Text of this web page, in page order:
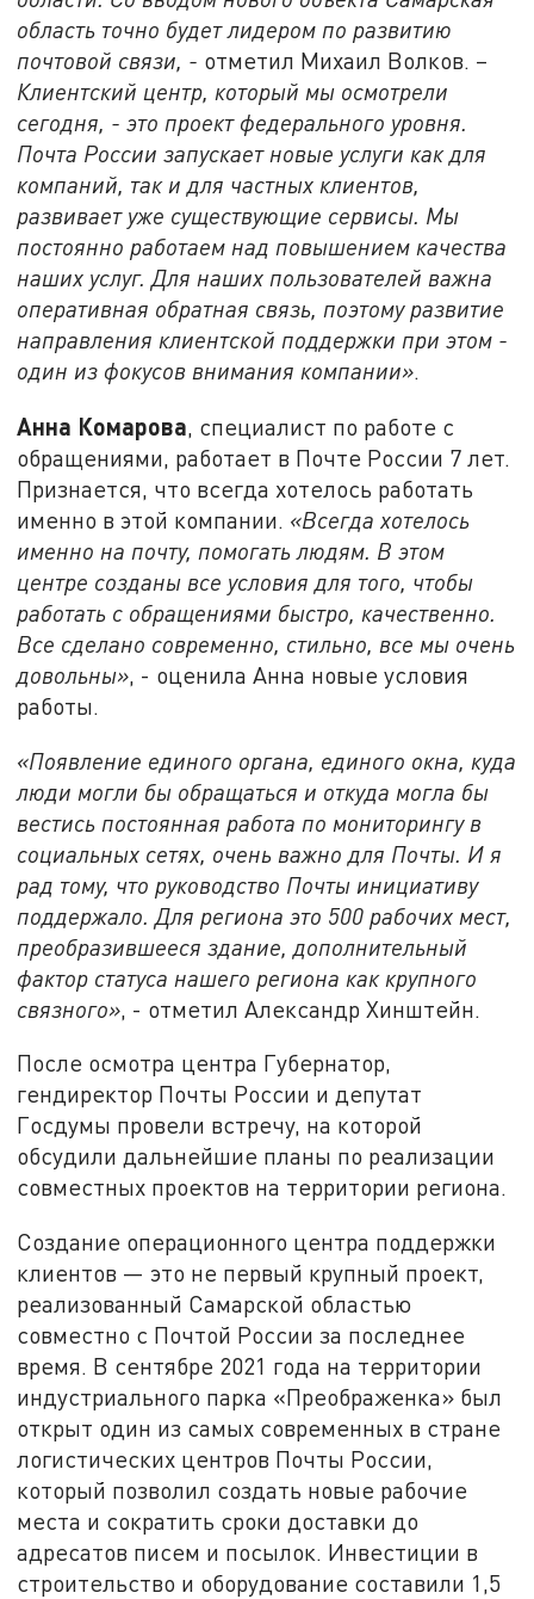
область точно будет лидером по развитию
почтовой связи, - отметил Михаил Волков. –
Клиентский центр, который мы осмотрели
сегодня, - это проект федерального уровня.
Почта России запускает новые услуги как для
компаний, так и для частных клиентов,
развивает уже существующие сервисы. Мы
постоянно работаем над повышением качества
наших услуг. Для наших пользователей важна
оперативная обратная связь, поэтому развитие
направления клиентской поддержки при этом -
один из фокусов внимания компании».
Анна Комарова, специалист по работе с
обращениями, работает в Почте России 7 лет.
Признается, что всегда хотелось работать
именно в этой компании. «Всегда хотелось
именно на почту, помогать людям. В этом
центре созданы все условия для того, чтобы
работать с обращениями быстро, качественно.
Все сделано современно, стильно, все мы очень
довольны», - оценила Анна новые условия
работы.
«Появление единого органа, единого окна, куда
люди могли бы обращаться и откуда могла бы
вестись постоянная работа по мониторингу в
социальных сетях, очень важно для Почты. И я
рад тому, что руководство Почты инициативу
поддержало. Для региона это 500 рабочих мест,
преобразившееся здание, дополнительный
фактор статуса нашего региона как крупного
связного», - отметил Александр Хинштейн.
После осмотра центра Губернатор,
гендиректор Почты России и депутат
Госдумы провели встречу, на которой
обсудили дальнейшие планы по реализации
совместных проектов на территории региона.
Создание операционного центра поддержки
клиентов — это не первый крупный проект,
реализованный Самарской областью
совместно с Почтой России за последнее
время. В сентябре 2021 года на территории
индустриального парка «Преображенка» был
открыт один из самых современных в стране
логистических центров Почты России,
который позволил создать новые рабочие
места и сократить сроки доставки до
адресатов писем и посылок. Инвестиции в
строительство и оборудование составили 1,5